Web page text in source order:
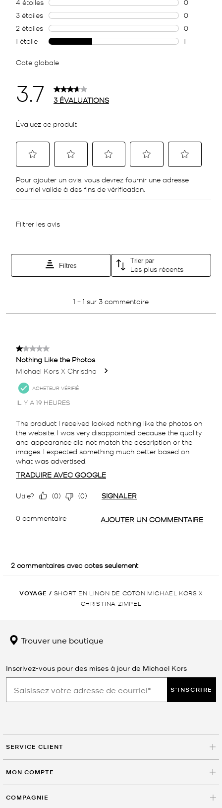
VOYAGE / SHORT EN LINON DE COTON MICHAEL KORS X
CHRISTINA ZIMPEL
Trouver une boutique
Inscrivez-vous pour des mises à jour de Michael Kors
S'INSCRIRE
SERVICE CLIENT
MON COMPTE
COMPAGNIE